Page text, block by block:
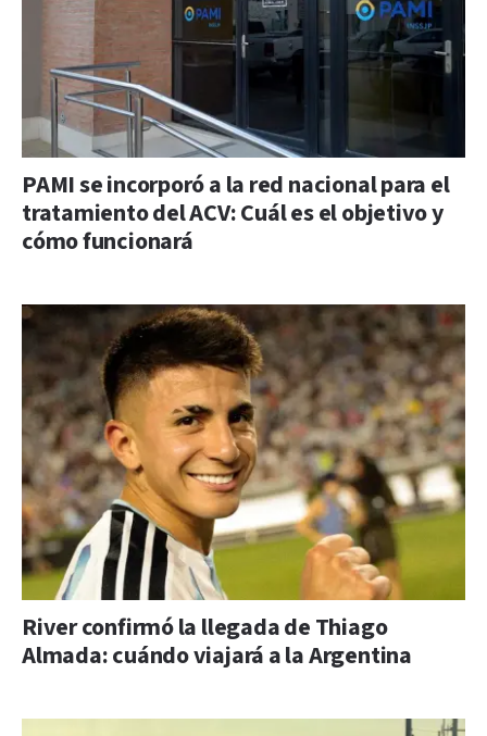
PAMI se incorporó a la red nacional para el
tratamiento del ACV: Cuál es el objetivo y
cómo funcionará
River confirmó la llegada de Thiago
Almada: cuándo viajará a la Argentina